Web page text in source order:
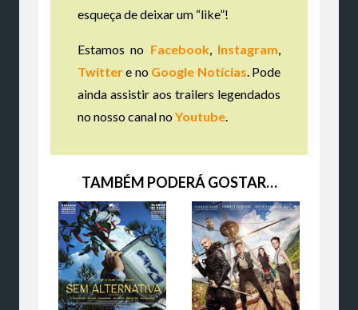
esqueça de deixar um “like”!
Estamos no Facebook, Instagram
Twittere no Google Notícias . Pode
ainda assistir aos trailers legendados
no nosso canal noYoutube
TAMBÉM PODERÁ GOSTAR…